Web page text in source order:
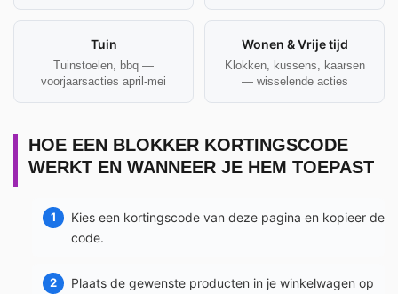
Tuin
Tuinstoelen, bbq —
voorjaarsacties april-mei
Wonen & Vrije tijd
Klokken, kussens, kaarsen
— wisselende acties
HOE EEN BLOKKER KORTINGSCODE
WERKT EN WANNEER JE HEM TOEPAST
Kies een kortingscode van deze pagina en kopieer de
code.
Plaats de gewenste producten in je winkelwagen op